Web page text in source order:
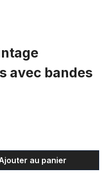
avec bandes
: Entrez la
au panier